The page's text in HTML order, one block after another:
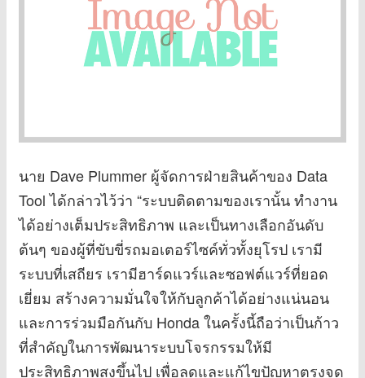
นาย Dave Plummer ผู้จัดการฝ่ายสินค้าของ Data
Tool ได้กล่าวไว้ว่า “ระบบติดตามของเรานั้น ทำงาน
ได้อย่างเต็มประสิทธิภาพ และเป็นทางเลือกอันดับ
ต้นๆ ของผู้ที่ขับขี่รถมอเตอร์ไซค์ทั่วทั้งยุโรป เรามี
ระบบที่เสถียร เรามีฮาร์ดแวร์และซอฟต์แวร์ที่ยอด
เยี่ยม สร้างความมั่นใจให้กับลูกค้าได้อย่างแน่นอน
และการร่วมมือกันกับ Honda ในครั้งนี้ถือว่าเป็นก้าว
ที่สำคัญในการพัฒนาระบบโจรกรรมให้มี
ประสิทธิภาพสูงขึ้นไป เพื่อลดและแก้ไขปัญหาตรงจุด